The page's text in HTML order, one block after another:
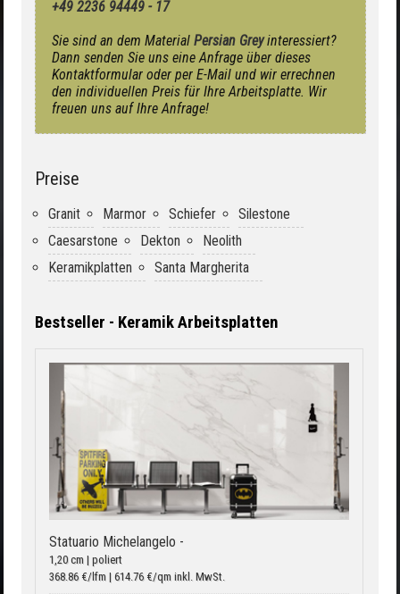
+49 2236 94449 - 17
Sie sind an dem Material Persian Greyinteressiert?
Dann senden Sie uns eine Anfrage über dieses
Kontaktformular oder per E-Mail und wir errechnen
den individuellen Preis für Ihre Arbeitsplatte. Wir
freuen uns auf Ihre Anfrage!
Preise
Granit Marmor Schiefer
Silestone
Caesarstone
Dekton
Neolith
Keramikplatten
Santa Margherita
Bestseller - Keramik Arbeitsplatten
Statuario Michelangelo -
1,20 cm | poliert
368.86 €/lfm | 614.76 €/qm inkl. MwSt.